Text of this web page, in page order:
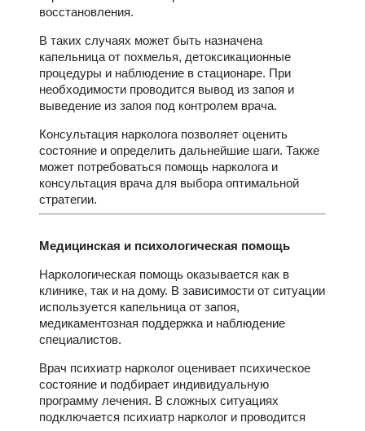
восстановления.
В таких случаях может быть назначена
капельница от похмелья, детоксикационные
процедуры и наблюдение в стационаре. При
необходимости проводится вывод из запоя и
выведение из запоя под контролем врача.
Консультация нарколога позволяет оценить
состояние и определить дальнейшие шаги. Также
может потребоваться помощь нарколога и
консультация врача для выбора оптимальной
стратегии.
Медицинская и психологическая помощь
Наркологическая помощь оказывается как в
клинике, так и на дому. В зависимости от ситуации
используется капельница от запоя,
медикаментозная поддержка и наблюдение
специалистов.
Врач психиатр нарколог оценивает психическое
состояние и подбирает индивидуальную
программу лечения. В сложных ситуациях
подключается психиатр нарколог и проводится